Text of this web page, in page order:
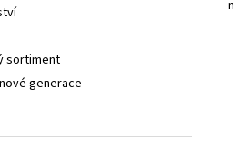
sortiment
generace